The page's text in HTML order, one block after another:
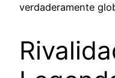
verdaderamente